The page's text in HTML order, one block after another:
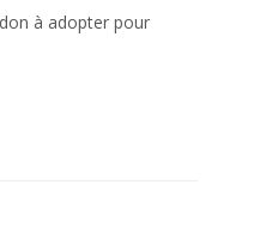
à adopter pour